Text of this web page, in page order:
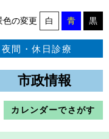
色の変更 白 青 黒
夜間・休日診療
市政情報
カレンダーでさがす